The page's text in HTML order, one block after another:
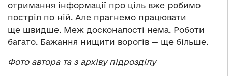
отримання інформації про ціль вже робимо
постріл по ній. Але прагнемо працювати
ще швидше. Меж досконалості нема. Роботи
багато. Бажання нищити ворогів — ще більше.
Фото автора та з архіву підрозділу